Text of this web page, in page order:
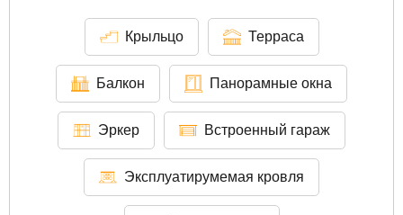
Крыльцо Терраса
Балкон Панорамные окна
Эркер Встроенный гараж
Эксплуатирумемая кровля